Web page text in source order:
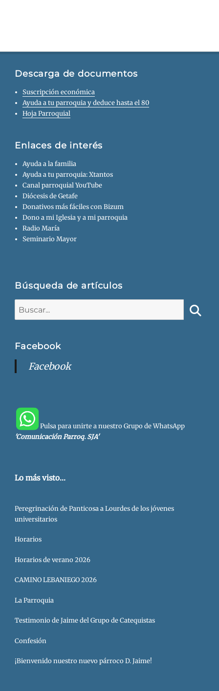
Descarga de documentos
Suscripción económica
Ayuda a tu parroquia y deduce hasta el 80
Hoja Parroquial
Enlaces de interés
Ayuda a la familia
Ayuda a tu parroquia: Xtantos
Canal parroquial YouTube
Diócesis de Getafe
Donativos más fáciles con Bizum
Dono a mi Iglesia y a mi parroquia
Radio María
Seminario Mayor
Búsqueda de artículos
Facebook
Facebook
Pulsa para unirte a nuestro Grupo de WhatsApp
'Comunicación Parroq. SJA'
Lo más visto...
Peregrinación de Panticosa a Lourdes de los jóvenes
universitarios
Horarios
Horarios de verano 2026
CAMINO LEBANIEGO 2026
La Parroquia
Testimonio de Jaime del Grupo de Catequistas
Confesión
¡Bienvenido nuestro nuevo párroco D. Jaime!